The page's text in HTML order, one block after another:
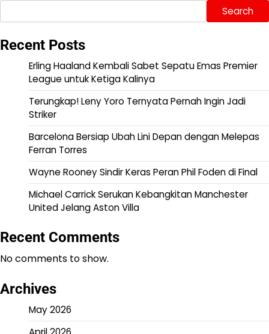
Search
Recent Posts
Erling Haaland Kembali Sabet Sepatu Emas Premier
League untuk Ketiga Kalinya
Terungkap! Leny Yoro Ternyata Pernah Ingin Jadi
Striker
Barcelona Bersiap Ubah Lini Depan dengan Melepas
Ferran Torres
Wayne Rooney Sindir Keras Peran Phil Foden di Final
Michael Carrick Serukan Kebangkitan Manchester
United Jelang Aston Villa
Recent Comments
No comments to show.
Archives
May 2026